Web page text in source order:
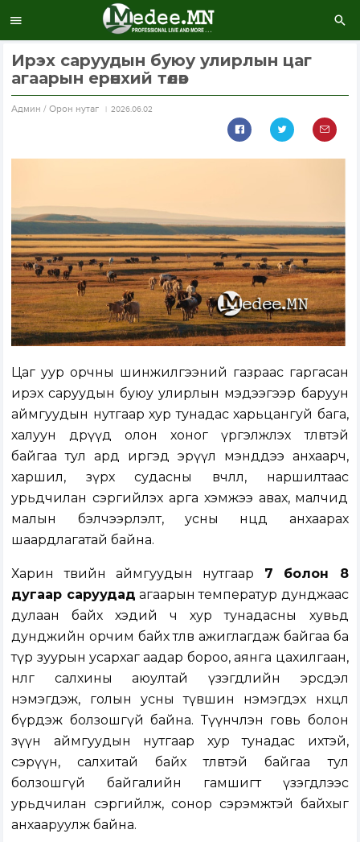
Ирэх саруудын буюу улирлын цаг
агаарын ерөнхий төлөв
Aдмин / Орон нутаг 2026.06.02
Цаг уур орчны шинжилгээний газраас гаргасан
ирэх саруудын буюу улирлын мэдээгээр баруун
аймгуудын нутгаар хур тунадас харьцангуй бага,
халуун өдрүүд олон хоног үргэлжлэх төлөвтэй
байгаа тул ард иргэд эрүүл мэнддээ анхаарч,
харшил, зүрх судасны өвчлөл, наршилтаас
урьдчилан сэргийлэх арга хэмжээ авах, малчид
малын бэлчээрлэлт, усны нөөцөд анхаарах
шаардлагатай байна.
Харин төвийн аймгуудын нутгаар 7 болон 8
дугаар саруудад агаарын температур дунджаас
дулаан байх хэдий ч хур тунадасны хувьд
дунджийн орчим байх төлөв ажиглагдаж байгаа ба
түр зуурын усархаг аадар бороо, аянга цахилгаан,
нөөлөг салхины аюултай үзэгдлийн эрсдэл
нэмэгдэж, голын усны түвшин нэмэгдэх нөхцөл
бүрдэж болзошгүй байна. Түүнчлэн говь болон
зүүн аймгуудын нутгаар хур тунадас ихтэй,
сэрүүн, салхитай байх төлөвтэй байгаа тул
болзошгүй байгалийн гамшигт үзэгдлээс
урьдчилан сэргийлж, сонор сэрэмжтэй байхыг
анхааруулж байна.